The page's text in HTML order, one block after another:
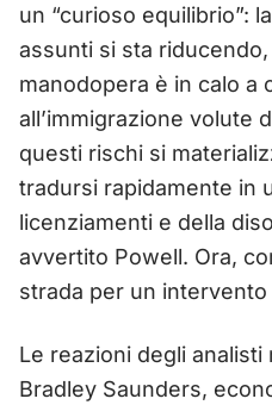
un “curioso equilibrio”:
assunti si sta
manodopera è in calo a
all’immigrazione volute
questi rischi si
tradursi rapidamente in
licenziamenti e della
avvertito Powell. Ora,
strada per un
Le reazioni degli
Bradley Saunders,